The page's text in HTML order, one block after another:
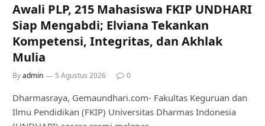
Awali PLP, 215 Mahasiswa FKIP UNDHARI
Siap Mengabdi; Elviana Tekankan
Kompetensi, Integritas, dan Akhlak
Mulia
Byadmin 5 Agustus 2026 0
Dharmasraya, Gemaundhari.com- Fakultas Keguruan dan
Ilmu Pendidikan (FKIP) Universitas Dharmas Indonesia